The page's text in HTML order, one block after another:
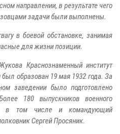
направлении, в результате чего
задачи были выполнены.
в боевой обстановке, занимая
для жизни позиции.
Краснознаменный институт
образован 19 мая 1932 года. За
заведении было подготовлено
180 выпускников военного
в том числе и командующий
Сергей Просяник.